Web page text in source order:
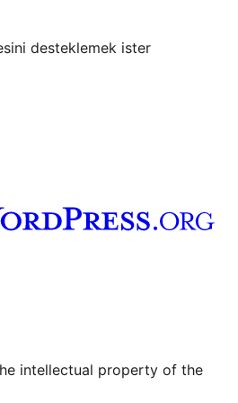
desteklemek ister
edin
intellectual property of the